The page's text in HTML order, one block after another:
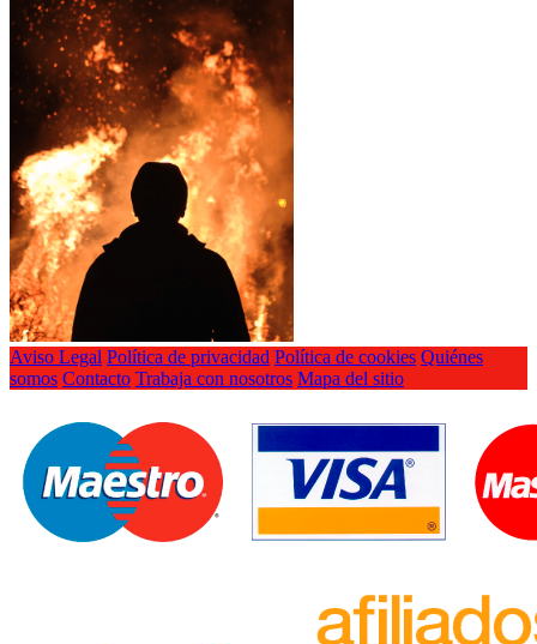
Aviso Legal Política de privacidad Política de cookies Quiénes
somos Contacto Trabaja con nosotros Mapa del sitio